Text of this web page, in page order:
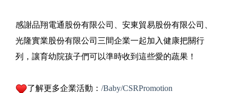
感謝品翔電通股份有限公司、安東貿易股份有限公司、
光隆實業股份有限公司三間企業一起加入健康把關行
列，讓育幼院孩子們可以準時收到這些愛的蔬果！
了解更多企業活動： /Baby/CSRPromotion